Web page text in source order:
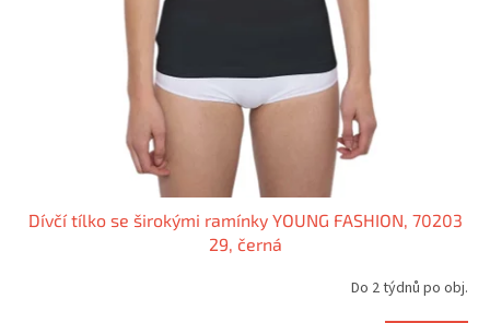
Dívčí tílko se širokými ramínky YOUNG FASHION, 70203
29, černá
Do 2 týdnů po obj.